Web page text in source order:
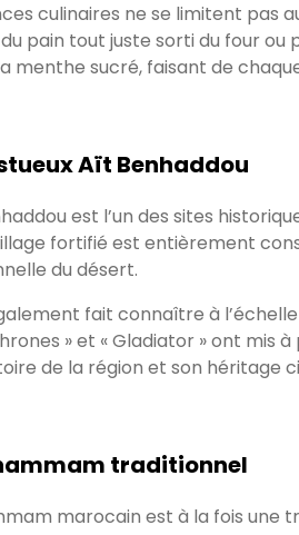
culinaires ne se limitent pas
pain tout juste sorti du four
menthe sucré, faisant de
Aït Benhaddou
est l’un des sites
fortifié est entièrement
du désert.
fait connaître à
» et « Gladiator » ont
de la région et son héritage
traditionnel
marocain est à la fois